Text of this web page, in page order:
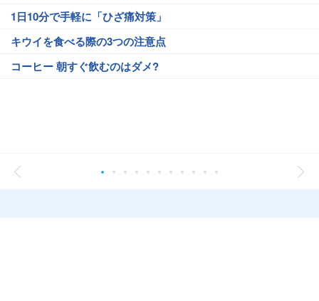
1日10分で手軽に「ひざ痛対策」
キウイを食べる際の3つの注意点
コーヒー 朝すぐ飲むのはダメ?